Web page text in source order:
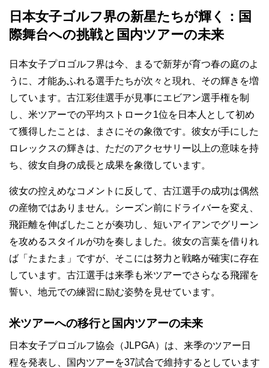
日本女子ゴルフ界の新星たちが輝く：国
際舞台への挑戦と国内ツアーの未来
日本女子プロゴルフ界は今、まるで新芽が育つ春の庭のよ
うに、才能あふれる選手たちが次々と現れ、その輝きを増
しています。古江彩佳選手が見事にエビアン選手権を制
し、米ツアーでの平均ストローク1位を日本人として初め
て獲得したことは、まさにその象徴です。彼女が手にした
ロレックスの輝きは、ただのアクセサリー以上の意味を持
ち、彼女自身の成長と成果を象徴しています。
彼女の控えめなコメントに反して、古江選手の成功は偶然
の産物ではありません。シーズン前にドライバーを変え、
飛距離を伸ばしたことが奏功し、短いアイアンでグリーン
を攻めるスタイルが功を奏しました。彼女の言葉を借りれ
ば「たまたま」ですが、そこには努力と戦略が確実に存在
しています。古江選手は来季も米ツアーでさらなる飛躍を
誓い、地元での練習に励む姿勢を見せています。
米ツアーへの移行と国内ツアーの未来
日本女子プロゴルフ協会（JLPGA）は、来季のツアー日
程を発表し、国内ツアーを37試合で維持するとしています